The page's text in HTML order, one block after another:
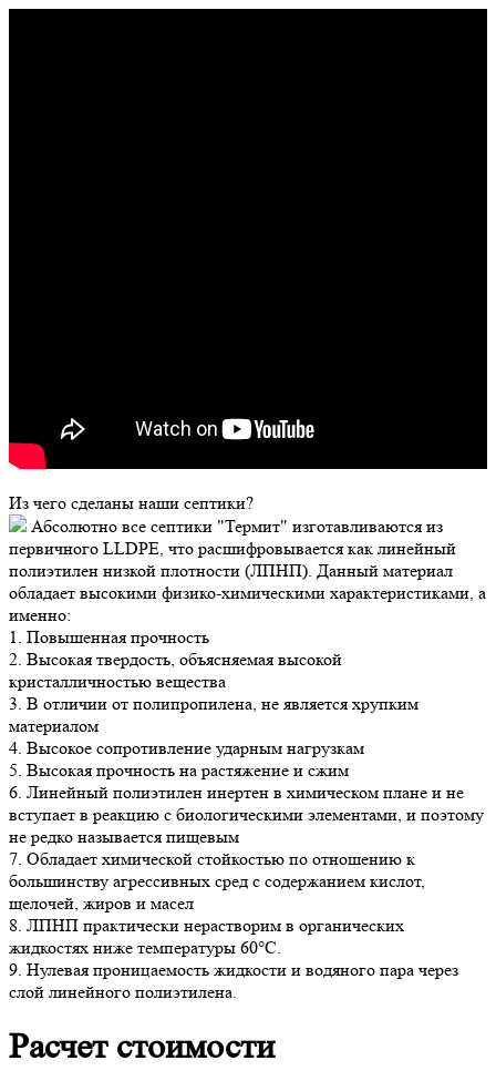
Из чего сделаны наши септики?
Абсолютно все септики "Термит" изготавливаются из
первичного LLDPE, что расшифровывается как линейный
полиэтилен низкой плотности (ЛПНП). Данный материал
обладает высокими физико-химическими характеристиками, а
именно:
1. Повышенная прочность
2. Высокая твердость, объясняемая высокой
кристалличностью вещества
3. В отличии от полипропилена, не является хрупким
материалом
4. Высокое сопротивление ударным нагрузкам
5. Высокая прочность на растяжение и сжим
6. Линейный полиэтилен инертен в химическом плане и не
вступает в реакцию с биологическими элементами, и поэтому
не редко называется пищевым
7. Обладает химической стойкостью по отношению к
большинству агрессивных сред с содержанием кислот,
щелочей, жиров и масел
8. ЛПНП практически нерастворим в органических
жидкостях ниже температуры 60°С.
9. Нулевая проницаемость жидкости и водяного пара через
слой линейного полиэтилена.
Расчет стоимости